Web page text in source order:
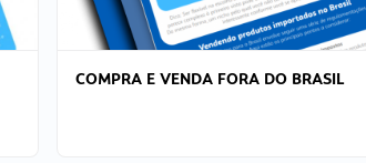
COMPRA E VENDA FORA DO BRASIL